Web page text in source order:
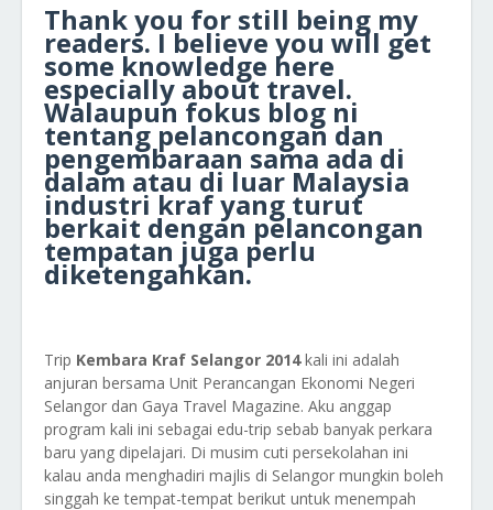
Thank you for still being my
readers. I believe you will get
some knowledge here
especially about travel.
Walaupun fokus blog ni
tentang pelancongan dan
pengembaraan sama ada di
dalam atau di luar Malaysia
industri kraf yang turut
berkait dengan pelancongan
tempatan juga perlu
diketengahkan.
Trip Kembara Kraf Selangor 2014kali ini adalah
anjuran bersama Unit Perancangan Ekonomi Negeri
Selangor dan Gaya Travel Magazine. Aku anggap
program kali ini sebagai edu-trip sebab banyak perkara
baru yang dipelajari. Di musim cuti persekolahan ini
kalau anda menghadiri majlis di Selangor mungkin boleh
singgah ke tempat-tempat berikut untuk menempah